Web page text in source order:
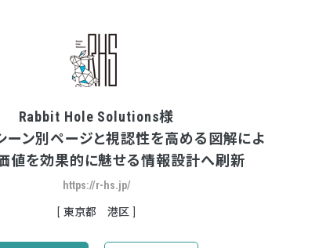
Rabbit Hole Solutions様
ーン別ページと視認性を高める図解によ
価値を効果的に魅せる情報設計へ刷新
https://r-hs.jp/
東京都 港区